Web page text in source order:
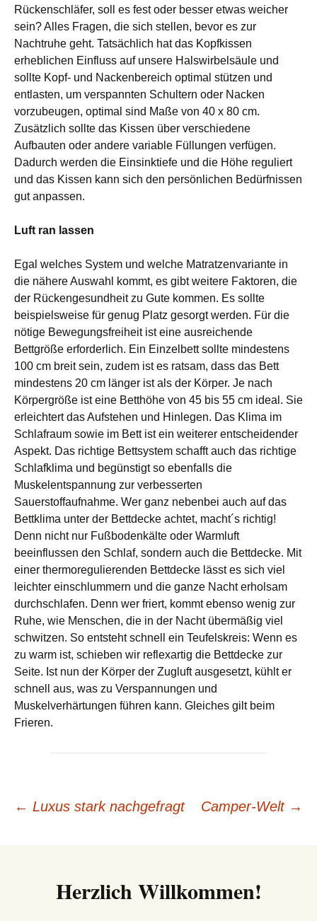
Rückenschläfer, soll es fest oder besser etwas weicher
sein? Alles Fragen, die sich stellen, bevor es zur
Nachtruhe geht. Tatsächlich hat das Kopfkissen
erheblichen Einfluss auf unsere Halswirbelsäule und
sollte Kopf- und Nackenbereich optimal stützen und
entlasten, um verspannten Schultern oder Nacken
vorzubeugen, optimal sind Maße von 40 x 80 cm.
Zusätzlich sollte das Kissen über verschiedene
Aufbauten oder andere variable Füllungen verfügen.
Dadurch werden die Einsinktiefe und die Höhe reguliert
und das Kissen kann sich den persönlichen Bedürfnissen
gut anpassen.
Luft ran lassen
Egal welches System und welche Matratzenvariante in
die nähere Auswahl kommt, es gibt weitere Faktoren, die
der Rückengesundheit zu Gute kommen. Es sollte
beispielsweise für genug Platz gesorgt werden. Für die
nötige Bewegungsfreiheit ist eine ausreichende
Bettgröße erforderlich. Ein Einzelbett sollte mindestens
100 cm breit sein, zudem ist es ratsam, dass das Bett
mindestens 20 cm länger ist als der Körper. Je nach
Körpergröße ist eine Betthöhe von 45 bis 55 cm ideal. Sie
erleichtert das Aufstehen und Hinlegen. Das Klima im
Schlafraum sowie im Bett ist ein weiterer entscheidender
Aspekt. Das richtige Bettsystem schafft auch das richtige
Schlafklima und begünstigt so ebenfalls die
Muskelentspannung zur verbesserten
Sauerstoffaufnahme. Wer ganz nebenbei auch auf das
Bettklima unter der Bettdecke achtet, macht´s richtig!
Denn nicht nur Fußbodenkälte oder Warmluft
beeinflussen den Schlaf, sondern auch die Bettdecke. Mit
einer thermoregulierenden Bettdecke lässt es sich viel
leichter einschlummern und die ganze Nacht erholsam
durchschlafen. Denn wer friert, kommt ebenso wenig zur
Ruhe, wie Menschen, die in der Nacht übermäßig viel
schwitzen. So entsteht schnell ein Teufelskreis: Wenn es
zu warm ist, schieben wir reflexartig die Bettdecke zur
Seite. Ist nun der Körper der Zugluft ausgesetzt, kühlt er
schnell aus, was zu Verspannungen und
Muskelverhärtungen führen kann. Gleiches gilt beim
Frieren.
Beitrags-
← Luxus stark nachgefragt Camper-Welt →
Herzlich Willkommen!